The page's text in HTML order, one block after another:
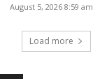
August 5, 2026 8:59 am
Load more